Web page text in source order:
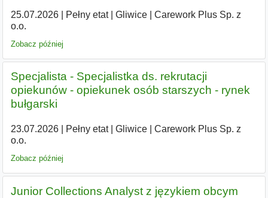
25.07.2026| Pełny etat| Gliwice|
Carework Plus Sp. z
o.o.
Zobacz później
Specjalista - Specjalistka ds. rekrutacji
opiekunów - opiekunek osób starszych - rynek
bułgarski
23.07.2026| Pełny etat| Gliwice|
Carework Plus Sp. z
o.o.
Zobacz później
Junior Collections Analyst z językiem obcym